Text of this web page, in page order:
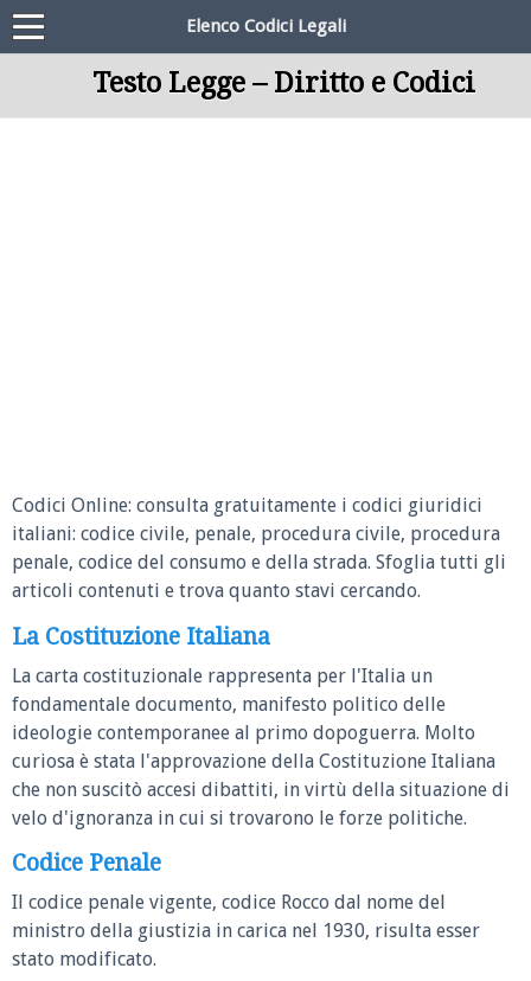
Elenco Codici Legali
Testo Legge – Diritto e Codici
Codici Online: consulta gratuitamente i codici giuridici
italiani: codice civile, penale, procedura civile, procedura
penale, codice del consumo e della strada. Sfoglia tutti gli
articoli contenuti e trova quanto stavi cercando.
La Costituzione Italiana
La carta costituzionale rappresenta per l'Italia un
fondamentale documento, manifesto politico delle
ideologie contemporanee al primo dopoguerra. Molto
curiosa è stata l'approvazione della Costituzione Italiana
che non suscitò accesi dibattiti, in virtù della situazione di
velo d'ignoranza in cui si trovarono le forze politiche.
Codice Penale
Il codice penale vigente, codice Rocco dal nome del
ministro della giustizia in carica nel 1930, risulta esser
stato modificato.